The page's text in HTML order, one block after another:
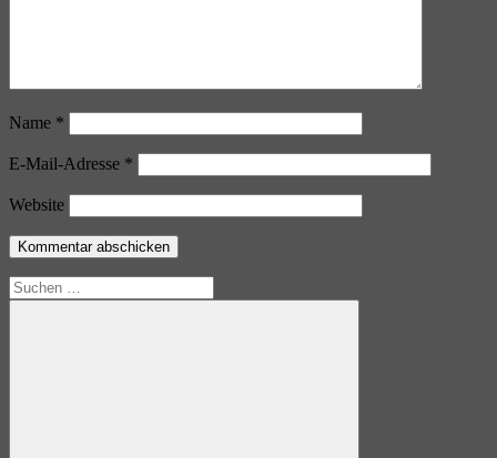
Name *
E-Mail-Adresse *
Website
Suchen
nach: